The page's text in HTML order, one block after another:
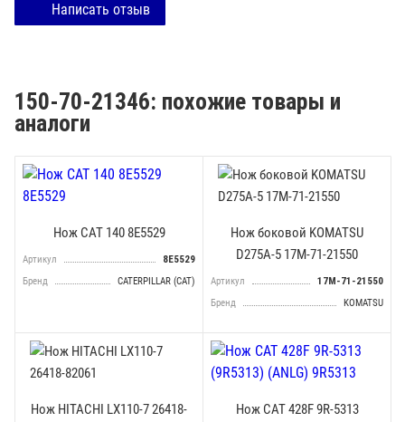
Написать отзыв
150-70-21346: похожие товары и
аналоги
Нож CAT 140 8E5529
Артикул
8E5529
Бренд
CATERPILLAR (CAT)
Нож боковой KOMATSU
D275A-5 17М-71-21550
Артикул
17М-71-21550
Бренд
KOMATSU
Нож HITACHI LX110-7 26418-
Нож CAT 428F 9R-5313